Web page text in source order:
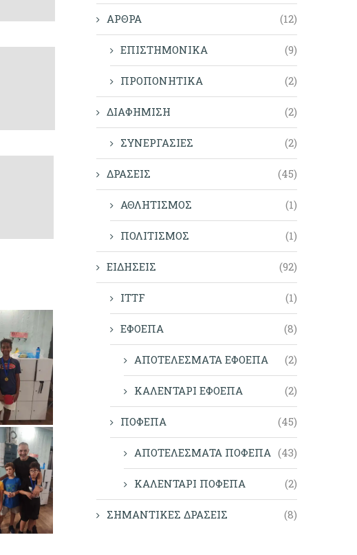
ΑΡΘΡΑ (12)
ΕΠΙΣΤΗΜΟΝΙΚΑ (9)
ΠΡΟΠΟΝΗΤΙΚΑ (2)
ΔΙΑΦΗΜΙΣΗ (2)
ΣΥΝΕΡΓΑΣΙΕΣ (2)
ΔΡΑΣΕΙΣ (45)
ΑΘΛΗΤΙΣΜΟΣ (1)
ΠΟΛΙΤΙΣΜΟΣ (1)
ΕΙΔΗΣΕΙΣ (92)
ITTF (1)
ΕΦΟΕΠΑ (8)
ΑΠΟΤΕΛΕΣΜΑΤΑ ΕΦΟΕΠΑ (2)
ΚΑΛΕΝΤΑΡΙ ΕΦΟΕΠΑ (2)
ΠΟΦΕΠΑ (45)
ΑΠΟΤΕΛΕΣΜΑΤΑ ΠΟΦΕΠΑ (43)
ΚΑΛΕΝΤΑΡΙ ΠΟΦΕΠΑ (2)
ΣΗΜΑΝΤΙΚΕΣ ΔΡΑΣΕΙΣ (8)